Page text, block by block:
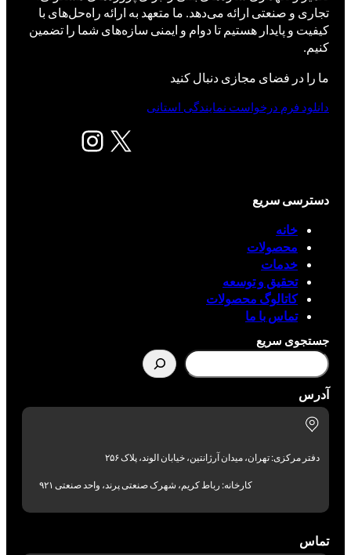
تجاری و صنعتی ارائه می‌دهد. ما متعهد به ارائه راه‌حل‌های با
کیفیت و پایدار هستیم تا دوام و ایمنی سازه‌های شما را تضمین
کنیم.
ما را در فضای مجازی دنبال کنید
X اینستاگرم
دانلود فرم درخواست نمایندگی استانی
دسترسی سریع
خانه
محصولات
خدمات
تحقیق و توسعه
کاتالوگ محصولات
تماس با ما
جستجوی سریع
آدرس
دفتر مرکزی: تهران، میدان آرژانتین، خیابان الوند، پلاک ۲۵۶
کارخانه: رباط کریم، شهرک صنعتی پرند، واحد صنعتی ۹۲۱
تماس